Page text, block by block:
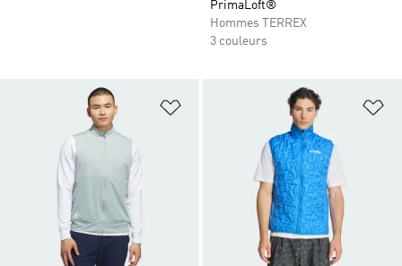
PrimaLoft®
Hommes TERREX
3 couleurs
Ajouter à la Liste de produits